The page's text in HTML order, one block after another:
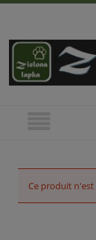
Ce produit